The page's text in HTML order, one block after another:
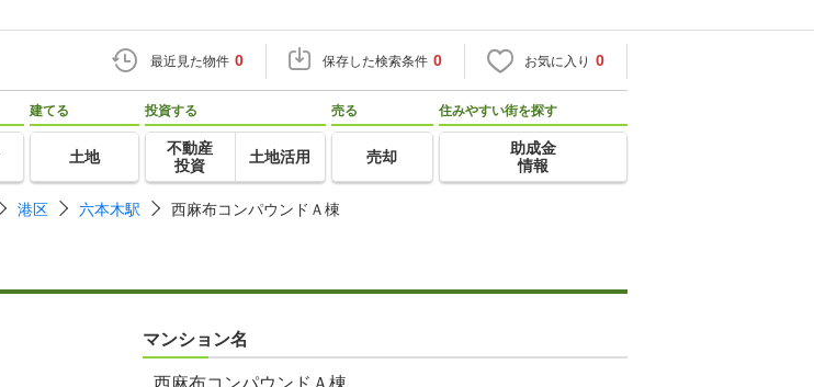
最近見た物件 0 保存した検索条件 0 お気に入り 0
建てる
土地
投資する
不動産
投資
土地活用
売る
売却
住みやすい街を探す
助成金
情報
港区 六本木駅 西麻布コンパウンドＡ棟
マンション名
西麻布コンパウンドＡ棟